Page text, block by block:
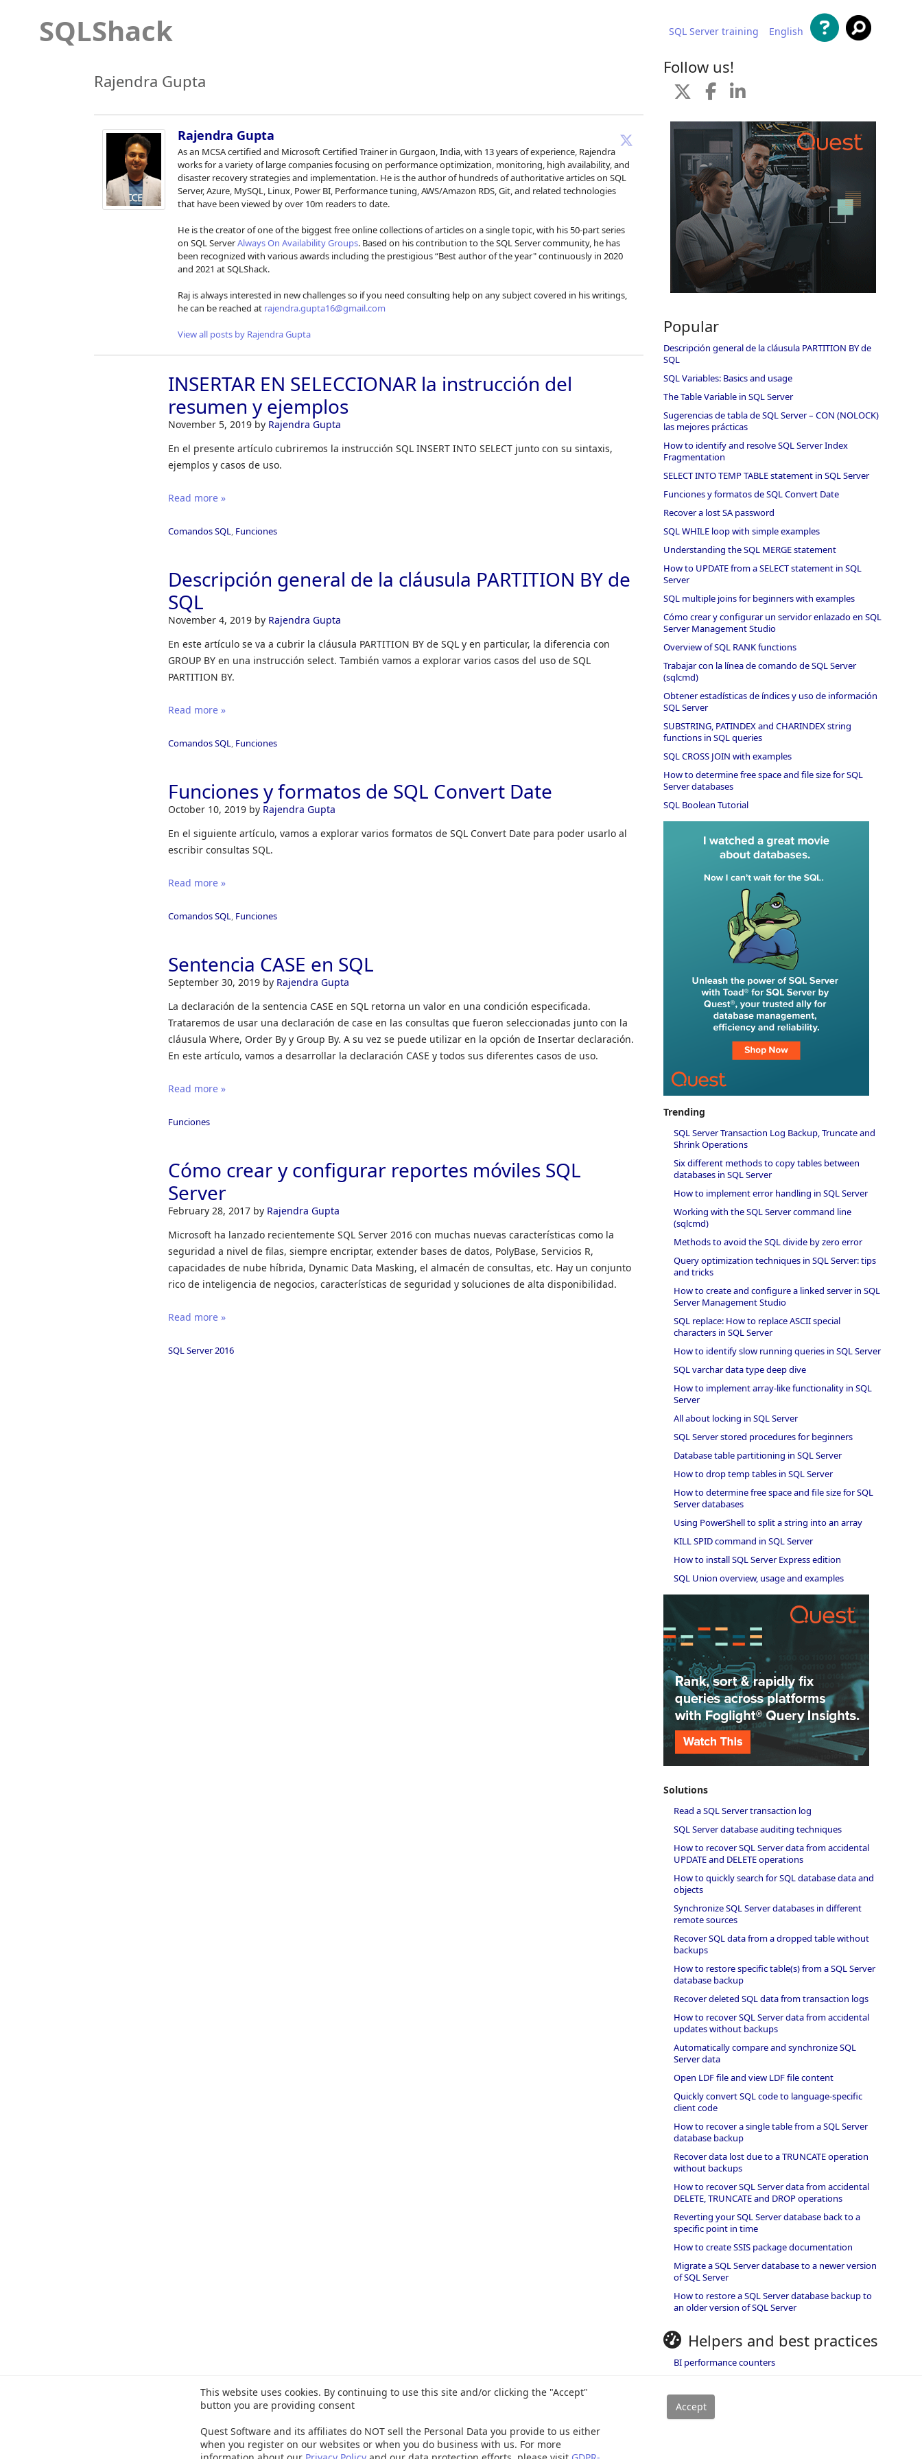
This website uses cookies. By continuing to use this site and/or clicking the "Accept"
button you are providing consent
Quest Software and its affiliates do NOT sell the Personal Data you provide to us either
when you register on our websites or when you do business with us. For more
SQLShack SQL Server training English
Rajendra Gupta
Rajendra Gupta
As an MCSA certified and Microsoft Certified Trainer in Gurgaon, India, with 13 years of experience, Rajendra
works for a variety of large companies focusing on performance optimization, monitoring, high availability, and
disaster recovery strategies and implementation. He is the author of hundreds of authoritative articles on SQL
Server, Azure, MySQL, Linux, Power BI, Performance tuning, AWS/Amazon RDS, Git, and related technologies
that have been viewed by over 10m readers to date.
He is the creator of one of the biggest free online collections of articles on a single topic, with his 50-part series
on SQL ServerAlways On Availability Groups. Based on his contribution to the SQL Server community, he has
been recognized with various awards including the prestigious “Best author of the year" continuously in 2020
and 2021 at SQLShack.
Raj is always interested in new challenges so if you need consulting help on any subject covered in his writings,
he can be reached at rajendra.gupta16@gmail.com
View all posts by Rajendra Gupta
INSERTAR EN SELECCIONAR la instrucción del
resumen y ejemplos
November 5, 2019 by Rajendra Gupta
En el presente artículo cubriremos la instrucción SQL INSERT INTO SELECT junto con su sintaxis,
ejemplos y casos de uso.
Read more »
Comandos SQL Funciones
Descripción general de la cláusula PARTITION BY de
SQL
November 4, 2019 by Rajendra Gupta
En este artículo se va a cubrir la cláusula PARTITION BY de SQL y en particular, la diferencia con
GROUP BY en una instrucción select. También vamos a explorar varios casos del uso de SQL
PARTITION BY.
Read more »
Comandos SQL Funciones
Funciones y formatos de SQL Convert Date
October 10, 2019 by Rajendra Gupta
En el siguiente artículo, vamos a explorar varios formatos de SQL Convert Date para poder usarlo al
escribir consultas SQL.
Read more »
Comandos SQL Funciones
Sentencia CASE en SQL
September 30, 2019 by Rajendra Gupta
La declaración de la sentencia CASE en SQL retorna un valor en una condición especificada.
Trataremos de usar una declaración de case en las consultas que fueron seleccionadas junto con la
cláusula Where, Order By y Group By. A su vez se puede utilizar en la opción de Insertar declaración.
En este artículo, vamos a desarrollar la declaración CASE y todos sus diferentes casos de uso.
Read more »
Funciones
Cómo crear y configurar reportes móviles SQL
Server
February 28, 2017 by Rajendra Gupta
Microsoft ha lanzado recientemente SQL Server 2016 con muchas nuevas características como la
seguridad a nivel de filas, siempre encriptar, extender bases de datos, PolyBase, Servicios R,
capacidades de nube híbrida, Dynamic Data Masking, el almacén de consultas, etc. Hay un conjunto
rico de inteligencia de negocios, características de seguridad y soluciones de alta disponibilidad.
Read more »
SQL Server 2016
Follow us!
Popular
Descripción general de la cláusula PARTITION BY de
SQL
SQL Variables: Basics and usage
The Table Variable in SQL Server
Sugerencias de tabla de SQL Server – CON (NOLOCK)
las mejores prácticas
How to identify and resolve SQL Server Index
Fragmentation
SELECT INTO TEMP TABLE statement in SQL Server
Funciones y formatos de SQL Convert Date
Recover a lost SA password
SQL WHILE loop with simple examples
Understanding the SQL MERGE statement
How to UPDATE from a SELECT statement in SQL
Server
SQL multiple joins for beginners with examples
Cómo crear y configurar un servidor enlazado en SQL
Server Management Studio
Overview of SQL RANK functions
Trabajar con la línea de comando de SQL Server
(sqlcmd)
Obtener estadísticas de índices y uso de información
SQL Server
SUBSTRING, PATINDEX and CHARINDEX string
functions in SQL queries
SQL CROSS JOIN with examples
How to determine free space and file size for SQL
Server databases
SQL Boolean Tutorial
Trending
SQL Server Transaction Log Backup, Truncate and
Shrink Operations
Six different methods to copy tables between
databases in SQL Server
How to implement error handling in SQL Server
Working with the SQL Server command line
(sqlcmd)
Methods to avoid the SQL divide by zero error
Query optimization techniques in SQL Server: tips
and tricks
How to create and configure a linked server in SQL
Server Management Studio
SQL replace: How to replace ASCII special
characters in SQL Server
How to identify slow running queries in SQL Server
SQL varchar data type deep dive
How to implement array-like functionality in SQL
Server
All about locking in SQL Server
SQL Server stored procedures for beginners
Database table partitioning in SQL Server
How to drop temp tables in SQL Server
How to determine free space and file size for SQL
Server databases
Using PowerShell to split a string into an array
KILL SPID command in SQL Server
How to install SQL Server Express edition
SQL Union overview, usage and examples
Solutions
Read a SQL Server transaction log
SQL Server database auditing techniques
How to recover SQL Server data from accidental
UPDATE and DELETE operations
How to quickly search for SQL database data and
objects
Synchronize SQL Server databases in different
remote sources
Recover SQL data from a dropped table without
backups
How to restore specific table(s) from a SQL Server
database backup
Recover deleted SQL data from transaction logs
How to recover SQL Server data from accidental
updates without backups
Automatically compare and synchronize SQL
Server data
Open LDF file and view LDF file content
Quickly convert SQL code to language-specific
client code
How to recover a single table from a SQL Server
database backup
Recover data lost due to a TRUNCATE operation
without backups
How to recover SQL Server data from accidental
DELETE, TRUNCATE and DROP operations
Reverting your SQL Server database back to a
specific point in time
How to create SSIS package documentation
Migrate a SQL Server database to a newer version
of SQL Server
How to restore a SQL Server database backup to
an older version of SQL Server
Helpers and best practices
BI performance counters
SQL Server wait types